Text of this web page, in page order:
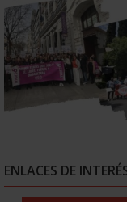
ENLACES DE